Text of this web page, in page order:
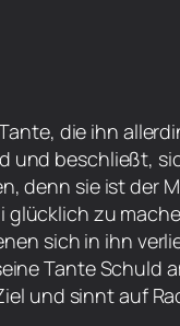
die ihn
und beschließt,
denn sie ist der
glücklich zu
sich in ihn
Tante Schuld
und sinnt auf